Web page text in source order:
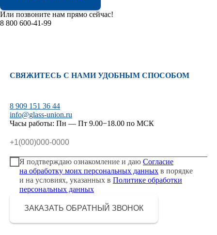
Или позвоните нам прямо сейчас!
8 800 600-41-99
СВЯЖИТЕСЬ С НАМИ УДОБНЫМ СПОСОБОМ
8 909 151 36 44
info@glass-union.ru
Часы работы: Пн — Пт 9.00−18.00 по МСК
Я подтверждаю ознакомление и даю Согласие
на обработку моих персональных данных в порядке
и на условиях, указанных в Политике обработки
персональных данных
ЗАКАЗАТЬ ОБРАТНЫЙ ЗВОНОК